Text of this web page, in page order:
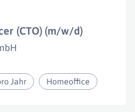
(CTO) (m/w/d)
Jahr Homeoffice